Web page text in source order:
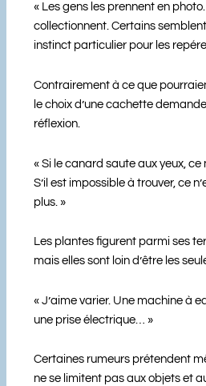
« Les gens les prennent en
collectionnent. Certains
instinct particulier pour les
Contrairement à ce que
le choix d’une cachette
réflexion.
« Si le canard saute aux yeux, ce
S’il est impossible à trouver, ce
plus. »
Les plantes figurent parmi ses
mais elles sont loin d’être les
« J’aime varier. Une machine à
une prise électrique… »
Certaines rumeurs prétendent
ne se limitent pas aux objets et